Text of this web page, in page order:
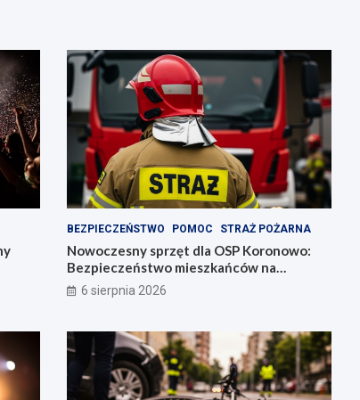
BEZPIECZEŃSTWO POMOC STRAŻ POŻARNA
Nowoczesny sprzęt dla OSP Koronowo:
Bezpieczeństwo mieszkańców na
pierwszym miejscu!
6 sierpnia 2026